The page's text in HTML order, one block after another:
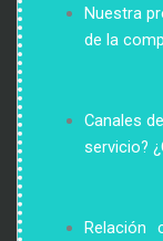
Nuestra
de la
Canales
servicio?
Relación